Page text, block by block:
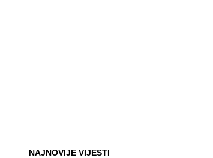
NAJNOVIJE VIJESTI